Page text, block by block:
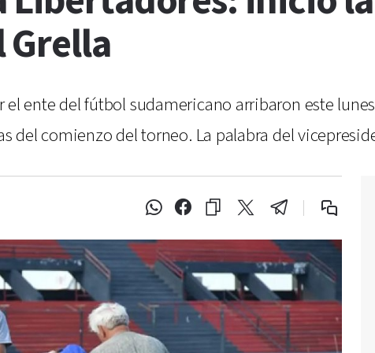
Grella
ente del fútbol sudamericano arribaron este
del comienzo del torneo. La palabra del